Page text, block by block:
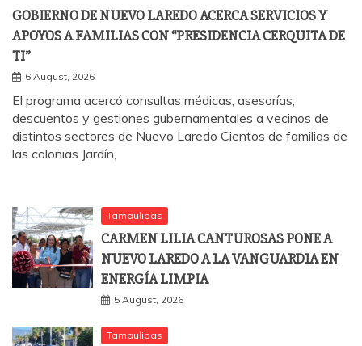
GOBIERNO DE NUEVO LAREDO ACERCA SERVICIOS Y
APOYOS A FAMILIAS CON “PRESIDENCIA CERQUITA DE
TI”
6 August, 2026
El programa acercó consultas médicas, asesorías,
descuentos y gestiones gubernamentales a vecinos de
distintos sectores de Nuevo Laredo Cientos de familias de
las colonias Jardín,
Tamaulipas
CARMEN LILIA CANTUROSAS PONE A
NUEVO LAREDO A LA VANGUARDIA EN
ENERGÍA LIMPIA
5 August, 2026
Tamaulipas